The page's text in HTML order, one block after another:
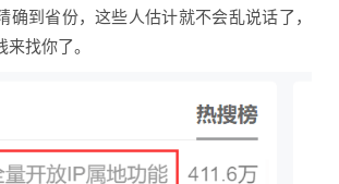
确到省份，这些人估计就不会乱说话了，
找你了。